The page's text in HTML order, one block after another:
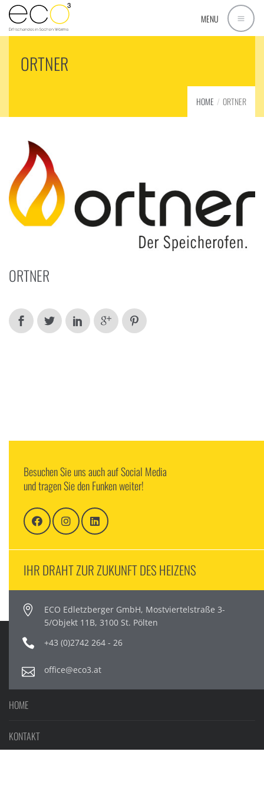
MENU
ORTNER
HOME ORTNER
ORTNER
Besuchen Sie uns auch auf Social Media
und tragen Sie den Funken weiter!
IHR DRAHT ZUR ZUKUNFT DES HEIZENS
ECO Edletzberger GmbH, Mostviertelstraße 3-
5/Objekt 11B, 3100 St. Pölten
+43 (0)2742 264 - 26
office@eco3.at
HOME
KONTAKT